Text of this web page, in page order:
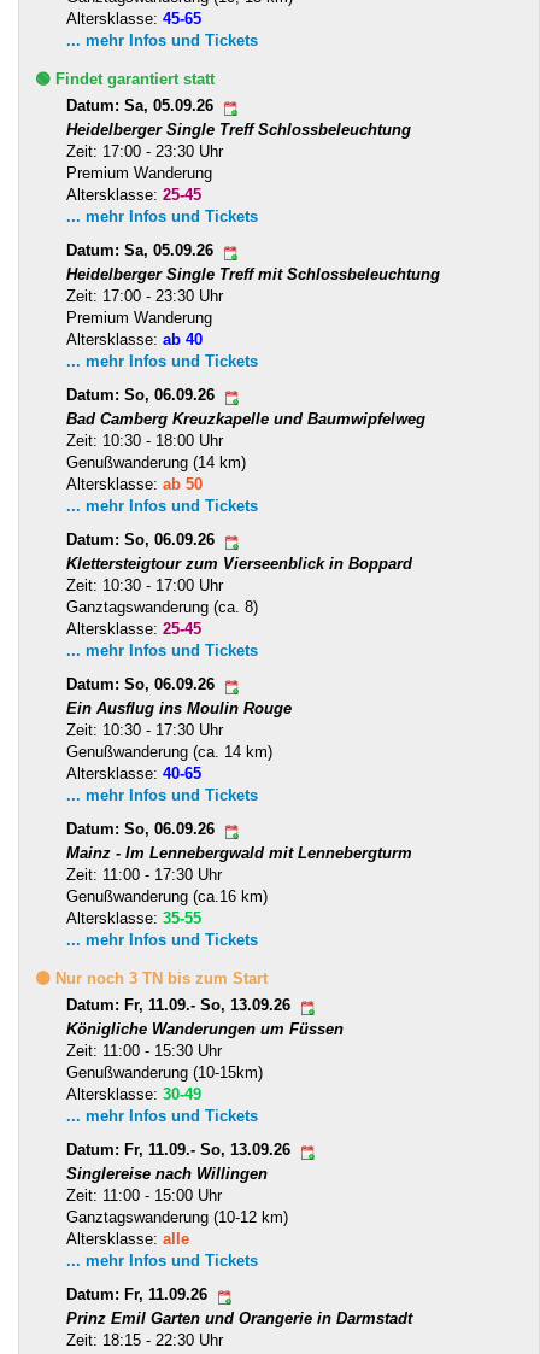
Altersklasse: 45-65
... mehr Infos und Tickets
🟢 Findet garantiert statt
Datum: Sa, 05.09.26
Heidelberger Single Treff Schlossbeleuchtung
Zeit: 17:00 - 23:30 Uhr
Premium Wanderung
Altersklasse: 25-45
... mehr Infos und Tickets
Datum: Sa, 05.09.26
Heidelberger Single Treff mit Schlossbeleuchtung
Zeit: 17:00 - 23:30 Uhr
Premium Wanderung
Altersklasse: ab 40
... mehr Infos und Tickets
Datum: So, 06.09.26
Bad Camberg Kreuzkapelle und Baumwipfelweg
Zeit: 10:30 - 18:00 Uhr
Genußwanderung (14 km)
Altersklasse: ab 50
... mehr Infos und Tickets
Datum: So, 06.09.26
Klettersteigtour zum Vierseenblick in Boppard
Zeit: 10:30 - 17:00 Uhr
Ganztagswanderung (ca. 8)
Altersklasse: 25-45
... mehr Infos und Tickets
Datum: So, 06.09.26
Ein Ausflug ins Moulin Rouge
Zeit: 10:30 - 17:30 Uhr
Genußwanderung (ca. 14 km)
Altersklasse: 40-65
... mehr Infos und Tickets
Datum: So, 06.09.26
Mainz - Im Lennebergwald mit Lennebergturm
Zeit: 11:00 - 17:30 Uhr
Genußwanderung (ca.16 km)
Altersklasse: 35-55
... mehr Infos und Tickets
🟡 Nur noch 3 TN bis zum Start
Datum: Fr, 11.09.- So, 13.09.26
Königliche Wanderungen um Füssen
Zeit: 11:00 - 15:30 Uhr
Genußwanderung (10-15km)
Altersklasse: 30-49
... mehr Infos und Tickets
Datum: Fr, 11.09.- So, 13.09.26
Singlereise nach Willingen
Zeit: 11:00 - 15:00 Uhr
Ganztagswanderung (10-12 km)
Altersklasse: alle
... mehr Infos und Tickets
Datum: Fr, 11.09.26
Prinz Emil Garten und Orangerie in Darmstadt
Zeit: 18:15 - 22:30 Uhr